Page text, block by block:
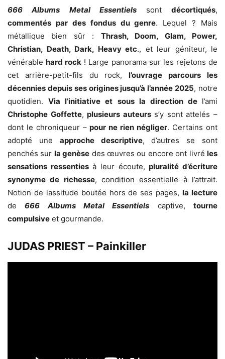
666 Albums Metal Essentiels sontdécortiqués,
commentés par des fondus du genre. Lequel ? Mais
métallique bien sûr : Thrash, Doom, Glam, Power,
Christian, Death, Dark, Heavy etc., et leur géniteur, le
vénérablehard rock ! Large panorama sur les rejetons de
cet arrière-petit-fils du rock,l’ouvrage parcours les
décennies depuis ses origines jusqu’à l’année 2025, notre
quotidien.Via l’initiative et sous la direction de l’ami
Christophe Goffette,plusieurs auteurss’y sont attelés –
dont le chroniqueur – pour ne rien négliger. Certains ont
adopté une approche descriptive, d’autres se sont
penchés sur la genèse des œuvres ou encore ont livréles
sensations ressentiesà leur écoute,pluralité d’écriture
synonyme de richesse, condition essentielle à l’attrait.
Notion de lassitude boutée hors de ses pages,la lecture
de666 Albums Metal Essentiels captive,tourne
compulsive et gourmande.
JUDAS PRIEST – Painkiller